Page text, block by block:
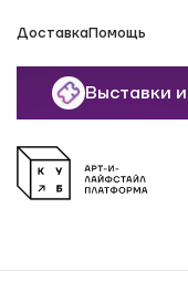
ДоставкаПомощь
Выставки